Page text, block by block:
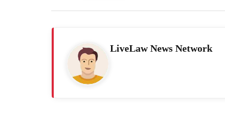
LiveLaw News Network